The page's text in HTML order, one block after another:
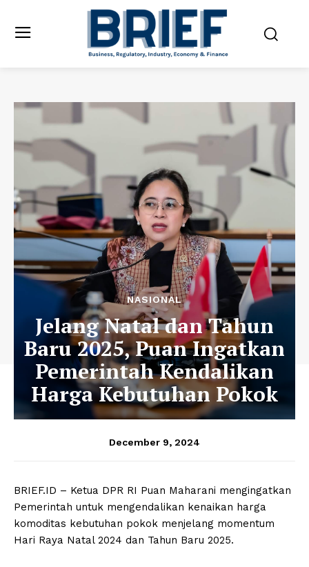
NASIONAL
Jelang Natal dan Tahun
Baru 2025, Puan Ingatkan
Pemerintah Kendalikan
Harga Kebutuhan Pokok
December 9, 2024
BRIEF.ID – Ketua DPR RI Puan Maharani mengingatkan
Pemerintah untuk mengendalikan kenaikan harga
komoditas kebutuhan pokok menjelang momentum
Hari Raya Natal 2024 dan Tahun Baru 2025.